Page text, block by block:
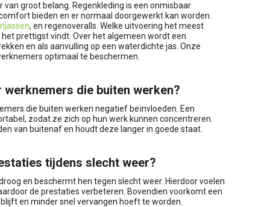
groot belang. Regenkleding is een onmisbaar
bieden en er normaal doorgewerkt kan worden.
, en regenoveralls. Welke uitvoering het meest
prettigst vindt. Over het algemeen wordt een
en als aanvulling op een waterdichte jas. Onze
optimaal te beschermen.
die buiten werken?
die buiten werken negatief beïnvloeden. Een
zodat ze zich op hun werk kunnen concentreren.
van buitenaf en houdt deze langer in goede staat.
tijdens slecht weer?
en beschermt hen tegen slecht weer. Hierdoor voelen
de prestaties verbeteren. Bovendien voorkomt een
en minder snel vervangen hoeft te worden.